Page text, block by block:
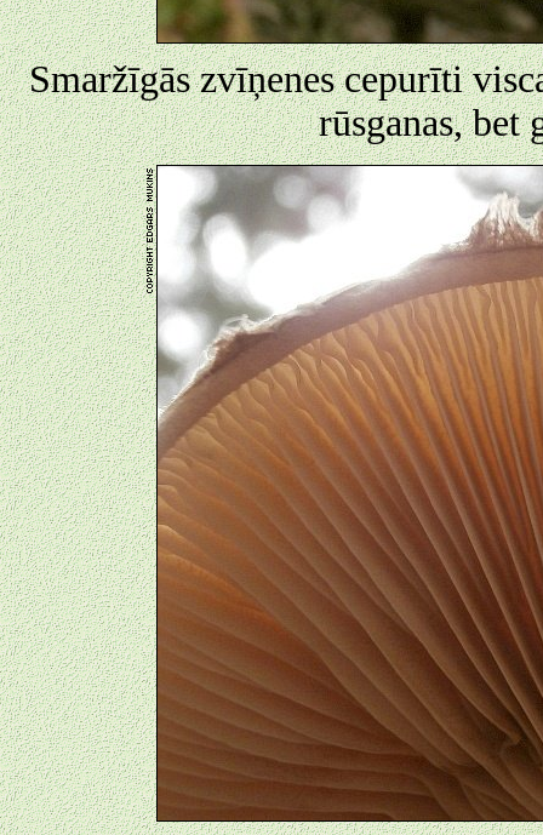
Smaržīgās zvīņenes cepurīti
rūsganas, bet